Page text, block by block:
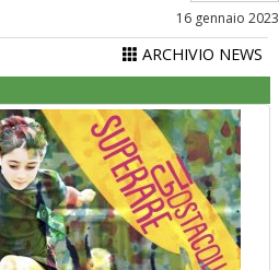
16 gennaio 2023
ARCHIVIO NEWS